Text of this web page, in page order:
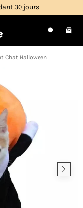
30 jours
Recherche
Chat Halloween